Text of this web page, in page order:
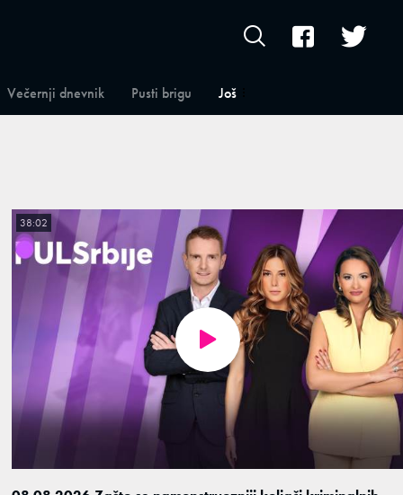
Večernji dnevnik Pusti brigu Još
38:02